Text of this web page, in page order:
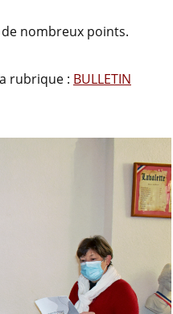
nombreux points.
rubrique : BULLETIN